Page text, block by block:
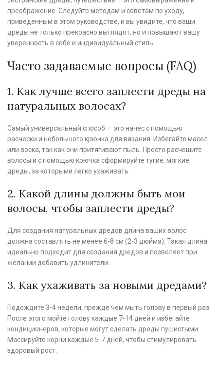
преображение. Следуйте методам и советам по уходу,
приведенным в этом руководстве, и вы увидите, что ваши
дреды не только прекрасно выглядят, но и повышают вашу
уверенность в себе и индивидуальный стиль.
Часто задаваемые вопросы (FAQ)
1. Как лучше всего заплести дреды на
натуральных волосах?
Самый универсальный способ — это начес с помощью
расчески и небольшого крючка для вязания. Избегайте масел
или воска, так как они притягивают пыль. Просто расчешите
волосы и с помощью крючка сформируйте тугие, мягкие
дреды, за которыми легко ухаживать.
2. Какой длины должны быть мои
волосы, чтобы заплести дреды?
Для создания натуральных дредов длина ваших волос
должна составлять не менее 6-8 см (2-3 дюйма). Такая длина
идеально подходит для создания дредов и позволяет при
желании добавить удлинители.
3. Как ухаживать за новыми дредами?
Подождите 3-4 недели, прежде чем мыть голову в первый раз.
После этого мойте голову каждые 7-14 дней и избегайте
кондиционеров, которые могут сделать дреды пушистыми.
Массируйте корни каждые 5-7 дней, чтобы стимулировать
здоровый рост.